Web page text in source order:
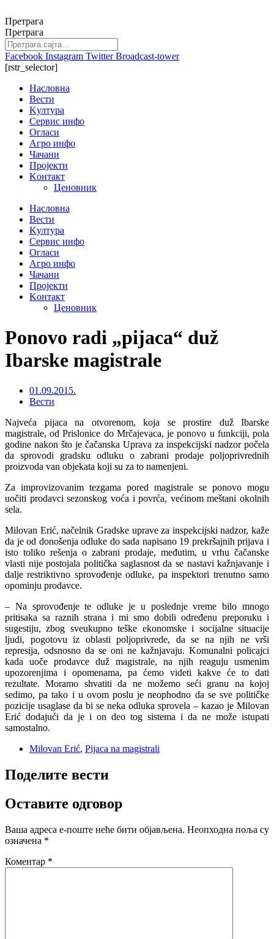
на
садржај
Претрага
Претрага
Facebook Instagram Twitter Broadcast-tower
[rstr_selector]
Насловна
Вести
Kултура
Сервис инфо
Огласи
Агро инфо
Чачани
Пројекти
Kонтакт
Ценовник
Насловна
Вести
Kултура
Сервис инфо
Огласи
Агро инфо
Чачани
Пројекти
Kонтакт
Ценовник
Ponovo radi „pijaca“ duž
Ibarske magistrale
01.09.2015.
Вести
Najveća pijaca na otvorenom, koja se prostire duž Ibarske
magistrale, od Prislonice do Mrčajevaca, je ponovo u funkciji, pola
godine nakon što je čačanska Uprava za inspekcijski nadzor počela
da sprovodi gradsku odluku o zabrani prodaje poljoprivrednih
proizvoda van objekata koji su za to namenjeni.
Za improvizovanim tezgama pored magistrale se ponovo mogu
uočiti prodavci sezonskog voća i povrća, većinom meštani okolnih
sela.
Milovan Erić, načelnik Gradske uprave za inspekcijski nadzor, kaže
da je od donošenja odluke do sada napisano 19 prekršajnih prijava i
isto toliko rešenja o zabrani prodaje, međutim, u vrhu čačanske
vlasti nije postojala politička saglasnost da se nastavi kažnjavanje i
dalje restriktivno sprovođenje odluke, pa inspektori trenutno samo
opominju prodavce.
– Na sprovođenje te odluke je u poslednje vreme bilo mnogo
pritisaka sa raznih strana i mi smo dobili određenu preporuku i
sugestiju, zbog sveukupno teške ekonomske i socijalne situacije
ljudi, pogotovu iz oblasti poljoprivrede, da se na njih ne vrši
represija, odsnosno da se oni ne kažnjavaju. Komunalni policajci
kada uoče prodavce duž magistrale, na njih reaguju usmenim
upozorenjima i opomenama, pa ćemo videti kakve će to dati
rezultate. Moramo shvatiti da ne možemo seći granu na kojoj
sedimo, pa tako i u ovom poslu je neophodno da se sve političke
pozicije usaglase da bi se neka odluka sprovela – kazao je Milovan
Erić dodajući da je i on deo tog sistema i da ne može istupati
samostalno.
Milovan Erić, Pijaca na magistrali
Поделите вести
Оставите одговор
Ваша адреса е-поште неће бити објављена. Неопходна поља су
означена *
Коментар *